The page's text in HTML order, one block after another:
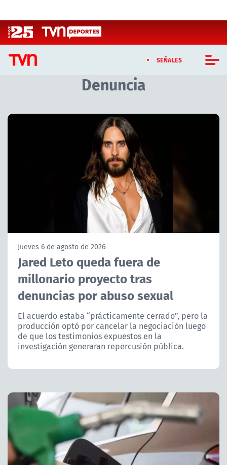
SEÑALES
CASTING MASTERCHEF CHILE
CASTING TVN VERTICAL
ACTUALIDAD Y TENDENCIAS
CORPORATIVO Y TRANSPARENCIA
CANAL DE DENUNCIAS
ÁREA DE PROYECTOS
Denuncia
Artículos relacionados con Denuncia
Jueves 6 de agosto de 2026
Jared Leto queda fuera de
millonario proyecto tras
denuncias por abuso sexual
El acuerdo estaba “prácticamente cerrado”, pero la
producción optó por cancelar la negociación luego
de que los testimonios expuestos en la
investigación generaran repercusión pública.